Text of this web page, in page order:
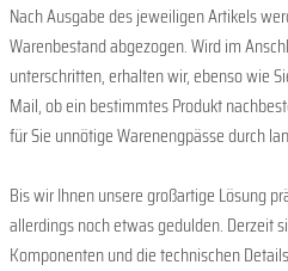
Nach Ausgabe des jeweiligen Artikels
Warenbestand abgezogen. Wird im
unterschritten, erhalten wir, ebenso wie
Mail, ob ein bestimmtes Produkt
für Sie unnötige Warenengpässe durch
Bis wir Ihnen unsere großartige Lösung
allerdings noch etwas gedulden. Derzeit
Komponenten und die technischen